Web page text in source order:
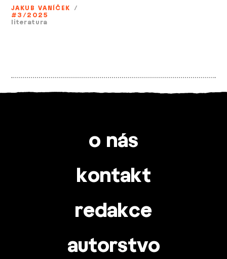
JAKUB VANÍČEK /
#3/2025
literatura
o nás
kontakt
redakce
autorstvo